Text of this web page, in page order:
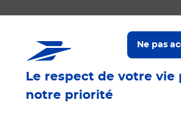
Le respect de votre vie
notre priorité
Ne pas
Nos engagements
Proche de vous
Localiser un bureau de poste